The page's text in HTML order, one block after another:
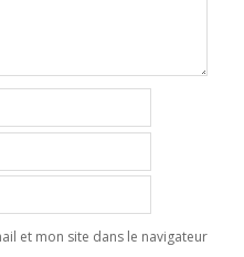
et mon site dans le navigateur